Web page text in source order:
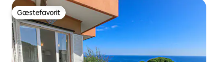
Gæstefavorit
Gæstefavorit